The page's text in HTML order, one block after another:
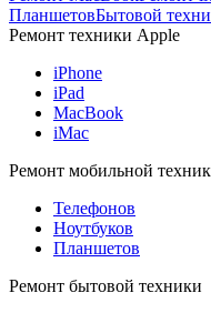
ПланшетовБытовой
Ремонт техники Apple
iPhone
iPad
MacBook
iMac
Ремонт мобильной
Телефонов
Ноутбуков
Планшетов
Ремонт бытовой техники